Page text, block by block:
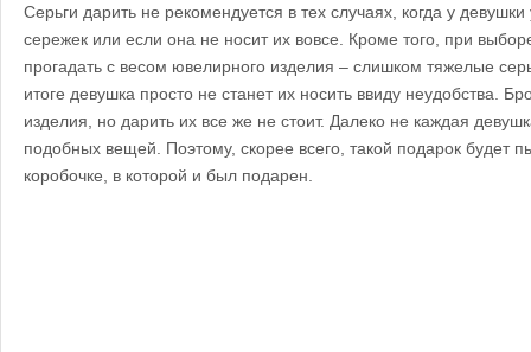
Серьги дарить не рекомендуется в тех случаях, когда у
сережек или если она не носит их вовсе. Кроме того, при
прогадать с весом ювелирного изделия – слишком тяжелые
итоге девушка просто не станет их носить ввиду неудобства.
изделия, но дарить их все же не стоит. Далеко не каждая
подобных вещей. Поэтому, скорее всего, такой подарок будет
коробочке, в которой и был подарен.